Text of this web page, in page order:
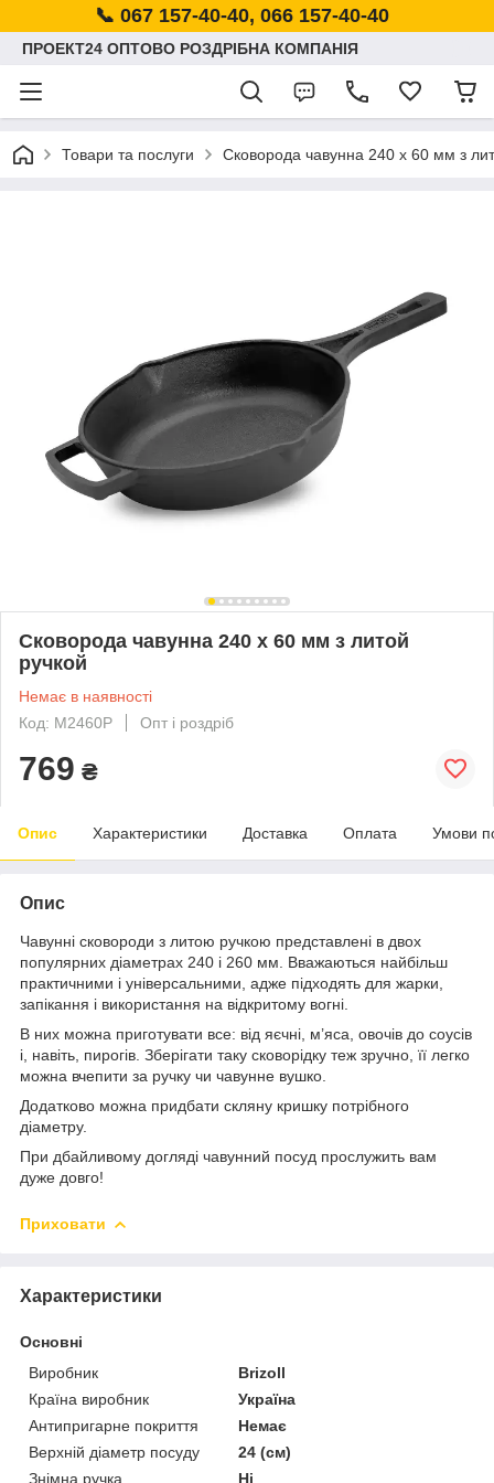
📞 067 157-40-40, 066 157-40-40
ПРОЕКТ24 ОПТОВО РОЗДРІБНА КОМПАНІЯ
Товари та послуги Сковорода чавунна 240 х 60 мм з
Сковорода чавунна 240 х 60 мм з литой
ручкой
Немає в наявності
Код: M2460P
Опт і роздріб
769 ₴
Опис Характеристики Доставка Оплата Умови
Опис
Чавунні сковороди з литою ручкою представлені в двох
популярних діаметрах 240 і 260 мм. Вважаються найбільш
практичними і універсальними, адже підходять для жарки,
запікання і використання на відкритому вогні.
В них можна приготувати все: від яєчні, м’яса, овочів до соусів
і, навіть, пирогів. Зберігати таку сковорідку теж зручно, її легко
можна вчепити за ручку чи чавунне вушко.
Додатково можна придбати скляну кришку потрібного
діаметру.
При дбайливому догляді чавунний посуд прослужить вам
дуже довго!
Приховати
Характеристики
Основні
Виробник
Brizoll
Країна виробник
Україна
Антипригарне покриття
Немає
Верхній діаметр посуду
24 (см)
Знімна ручка
Ні